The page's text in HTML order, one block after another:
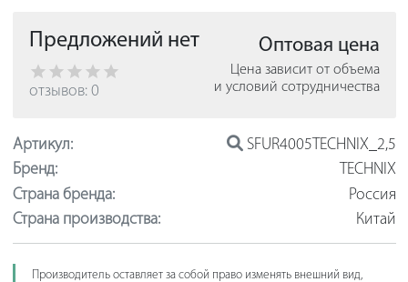
Предложений нет
отзывов: 0
Оптовая цена
Цена зависит от объема
и условий сотрудничества
Артикул:
SFUR4005TEСHNIX_2,5
Бренд:
TECHNIX
Страна бренда:
Россия
Страна производства:
Китай
Производитель оставляет за собой право изменять внешний вид,